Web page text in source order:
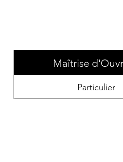
Maîtrise
Particulier